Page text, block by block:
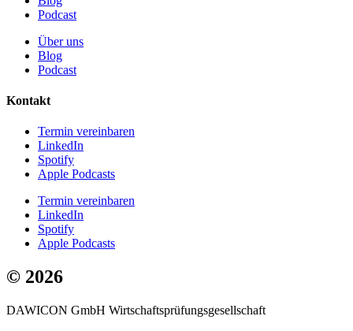
Podcast
Über uns
Blog
Podcast
Kontakt
Termin vereinbaren
LinkedIn
Spotify
Apple Podcasts
Termin vereinbaren
LinkedIn
Spotify
Apple Podcasts
© 2026
DAWICON GmbH Wirtschaftsprüfungsgesellschaft